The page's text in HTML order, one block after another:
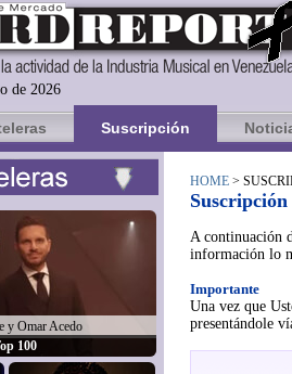
de 2026
Suscripción
y Omar Acedo
100
HOME >
A continuación
información lo
Importante
Una vez que
presentándole